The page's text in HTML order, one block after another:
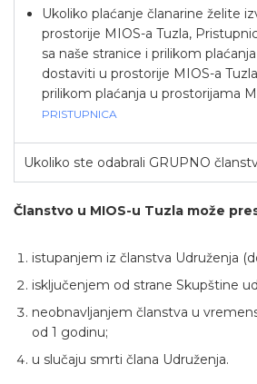
Ukoliko plaćanje članarine želite
prostorije MIOS-a Tuzla,
sa naše stranice i prilikom
dostaviti u prostorije MIOS-a
prilikom plaćanja u prostorijama
PRISTUPNICA
Ukoliko ste odabrali GRUPNO
Članstvo u MIOS-u Tuzla može
istupanjem iz članstva Udruženja
isključenjem od strane Skupštine
neobnavljanjem članstva u
od 1 godinu;
u slučaju smrti člana Udruženja.